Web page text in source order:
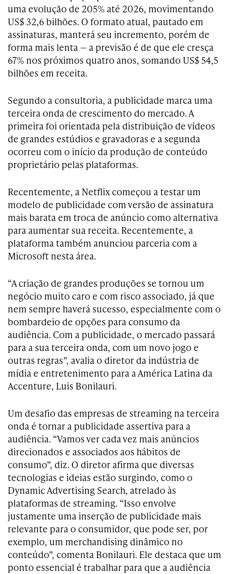
uma evolução de 205% até 2026, movimentando
US$ 32,6 bilhões. O formato atual, pautado em
assinaturas, manterá seu incremento, porém de
forma mais lenta — a previsão é de que ele cresça
67% nos próximos quatro anos, somando US$ 54,5
bilhões em receita.
Segundo a consultoria, a publicidade marca uma
terceira onda de crescimento do mercado. A
primeira foi orientada pela distribuição de vídeos
de grandes estúdios e gravadoras e a segunda
ocorreu com o início da produção de conteúdo
proprietário pelas plataformas.
Recentemente, a Netflix começou a testar um
modelo de publicidade com versão de assinatura
mais barata em troca de anúncio como alternativa
para aumentar sua receita. Recentemente, a
plataforma também anunciou parceria com a
Microsoft nesta área.
“A criação de grandes produções se tornou um
negócio muito caro e com risco associado, já que
nem sempre haverá sucesso, especialmente com o
bombardeio de opções para consumo da
audiência. Com a publicidade, o mercado passará
para a sua terceira onda, com um novo jogo e
outras regras”, avalia o diretor da indústria de
mídia e entretenimento para a América Latina da
Accenture, Luis Bonilauri.
Um desafio das empresas de streaming na terceira
onda é tornar a publicidade assertiva para a
audiência. “Vamos ver cada vez mais anúncios
direcionados e associados aos hábitos de
consumo”, diz. O diretor afirma que diversas
tecnologias e ideias estão surgindo, como o
Dynamic Advertising Search, atrelado às
plataformas de streaming. “Isso envolve
justamente uma inserção de publicidade mais
relevante para o consumidor, que pode ser, por
exemplo, um merchandising dinâmico no
conteúdo”, comenta Bonilauri. Ele destaca que um
ponto essencial é trabalhar para que a audiência